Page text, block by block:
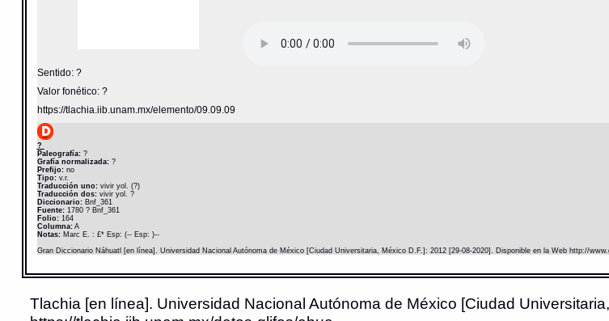
Sentido: ?
Valor fonético: ?
https://tlachia.iib.unam.mx/elemento/09.09.09
?
Paleografía:?
Grafía normalizada:?
Prefijo:no
Tipo:v.r.
Traducción uno:vivir yol. (?)
Traducción dos:vivir yol. ?
Diccionario: Bnf_361
Fuente:1780 ? Bnf_361
Folio:164
Columna:A
Notas:Marc E. : £* Esp: (-- Esp: )--
Gran Diccionario Náhuatl [en línea]. Universidad Nacional Autónoma de México [Ciudad Universitaria, México D.F.]: 2012 [29-08-2020]. Disponible en la Web http://
Tlachia [en línea]. Universidad Nacional Autónoma de México [Ciudad